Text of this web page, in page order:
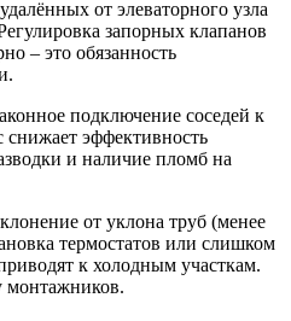
от элеваторного узла
запорных клапанов
– это обязанность
подключение соседей к
снижает эффективность
и наличие пломб на
от уклона труб (менее
термостатов или слишком
к холодным участкам.
монтажников.